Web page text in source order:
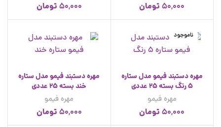
50,000 تومان
50,000 تومان
ناموجود
مهره دستبند فیمو مدل ستاره
5 رنگ بسته 25 عددی
مهره فیمو
50,000 تومان
مهره دستبند فیمو مدل ستاره
خند بسته 25 عددی
مهره فیمو
50,000 تومان